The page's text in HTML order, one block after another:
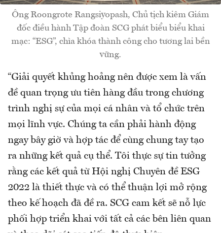
Ông Roongrote Rangsiyopash, Chủ tịch kiêm Giám
đốc điều hành Tập đoàn SCG phát biểu biểu khai
mạc: “ESG”, chìa khóa thành công cho tương lai bền
vững.
“Giải quyết khủng hoảng nên được xem là vấn
đề quan trọng ưu tiên hàng đầu trong chương
trình nghị sự của mọi cá nhân và tổ chức trên
mọi lĩnh vực. Chúng ta cần phải hành động
ngay bây giờ và hợp tác để cùng chung tay tạo
ra những kết quả cụ thể. Tôi thực sự tin tưởng
rằng các kết quả từ Hội nghị Chuyên đề ESG
2022 là thiết thực và có thể thuận lợi mở rộng
theo kế hoạch đã đề ra. SCG cam kết sẽ nỗ lực
phối hợp triển khai với tất cả các bên liên quan